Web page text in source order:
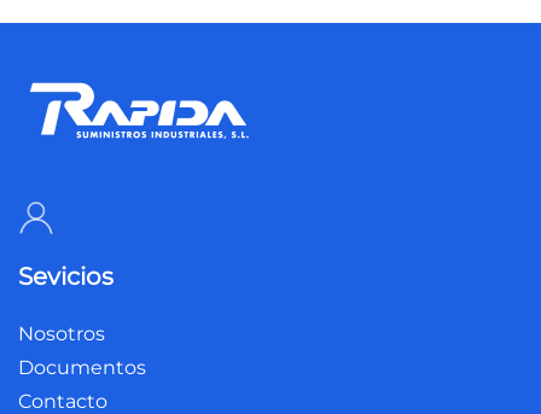
Sevicios
Nosotros
Documentos
Contacto